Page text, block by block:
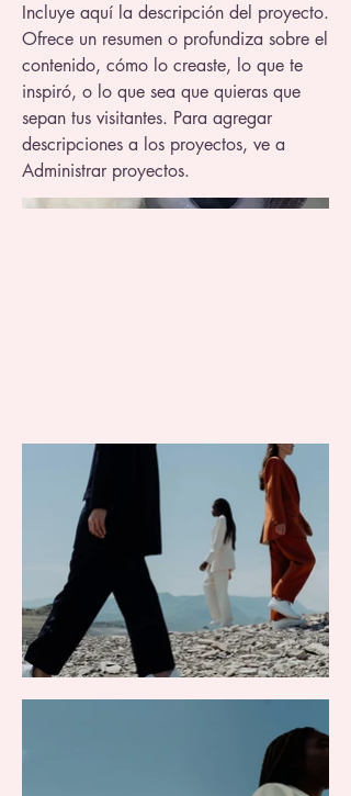
Incluye aquí la descripción del proyecto.
Ofrece un resumen o profundiza sobre el
contenido, cómo lo creaste, lo que te
inspiró, o lo que sea que quieras que
sepan tus visitantes. Para agregar
descripciones a los proyectos, ve a
Administrar proyectos.